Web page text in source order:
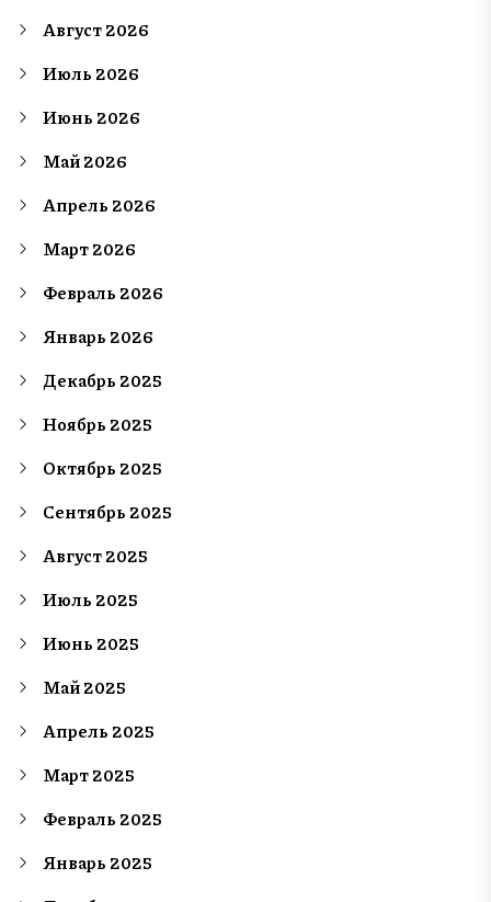
Август 2026
Июль 2026
Июнь 2026
Май 2026
Апрель 2026
Март 2026
Февраль 2026
Январь 2026
Декабрь 2025
Ноябрь 2025
Октябрь 2025
Сентябрь 2025
Август 2025
Июль 2025
Июнь 2025
Май 2025
Апрель 2025
Март 2025
Февраль 2025
Январь 2025